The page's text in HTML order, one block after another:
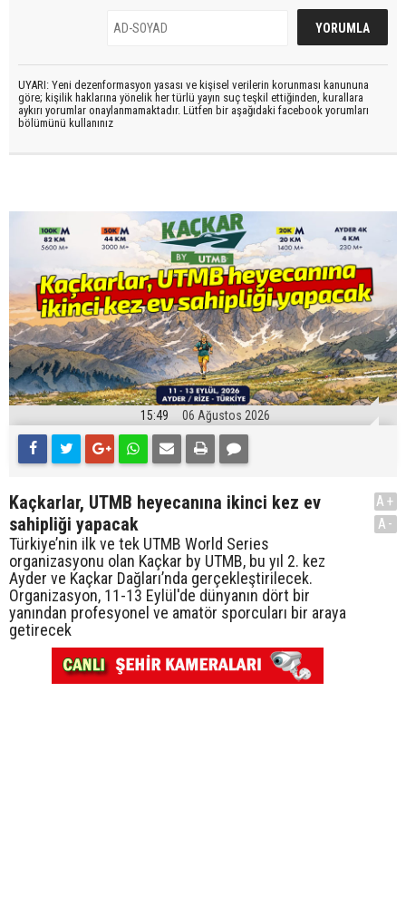
UYARI: Yeni dezenformasyon yasası ve kişisel verilerin korunması kanununa
göre; kişilik haklarına yönelik her türlü yayın suç teşkil ettiğinden, kurallara
aykırı yorumlar onaylanmamaktadır. Lütfen bir aşağıdaki facebook yorumları
bölümünü kullanınız
15:49 06 Ağustos 2026
Kaçkarlar, UTMB heyecanına ikinci kez ev
sahipliği yapacak
Türkiye’nin ilk ve tek UTMB World Series
organizasyonu olan Kaçkar by UTMB, bu yıl 2. kez
Ayder ve Kaçkar Dağları’nda gerçekleştirilecek.
Organizasyon, 11-13 Eylül'de dünyanın dört bir
yanından profesyonel ve amatör sporcuları bir araya
getirecek
A+
A-